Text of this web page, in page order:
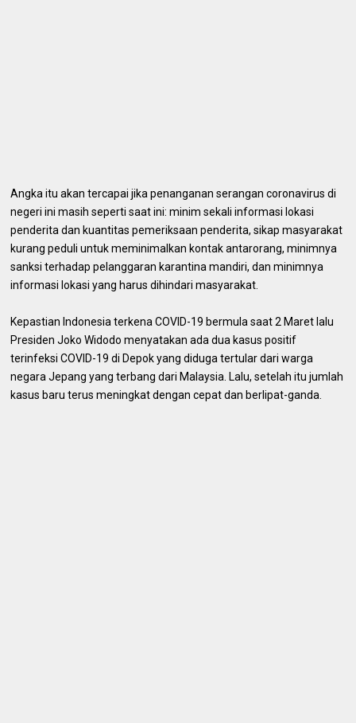
Angka itu akan tercapai jika penanganan serangan coronavirus di
negeri ini masih seperti saat ini: minim sekali informasi lokasi
penderita dan kuantitas pemeriksaan penderita, sikap masyarakat
kurang peduli untuk meminimalkan kontak antarorang, minimnya
sanksi terhadap pelanggaran karantina mandiri, dan minimnya
informasi lokasi yang harus dihindari masyarakat.
Kepastian Indonesia terkena COVID-19 bermula saat 2 Maret lalu
Presiden Joko Widodo menyatakan ada dua kasus positif
terinfeksi COVID-19 di Depok yang diduga tertular dari warga
negara Jepang yang terbang dari Malaysia. Lalu, setelah itu jumlah
kasus baru terus meningkat dengan cepat dan berlipat-ganda.